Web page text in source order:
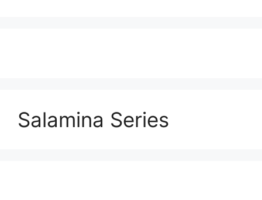
Salamina Series